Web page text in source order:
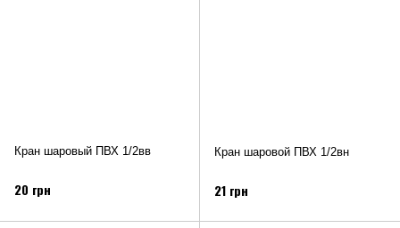
Кран шаровый ПВХ 1/2вв
20 грн
Кран шаровой ПВХ 1/2вн
21 грн